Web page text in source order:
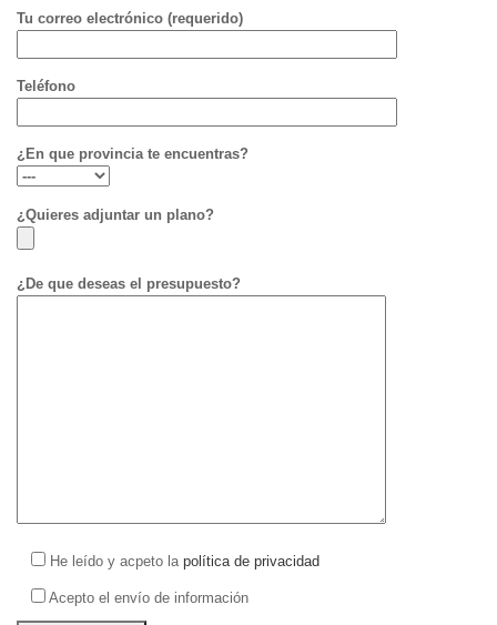
Tu correo electrónico (requerido)
Teléfono
¿En que provincia te encuentras?
¿Quieres adjuntar un plano?
¿De que deseas el presupuesto?
He leído y acpeto la política de privacidad
Acepto el envío de información